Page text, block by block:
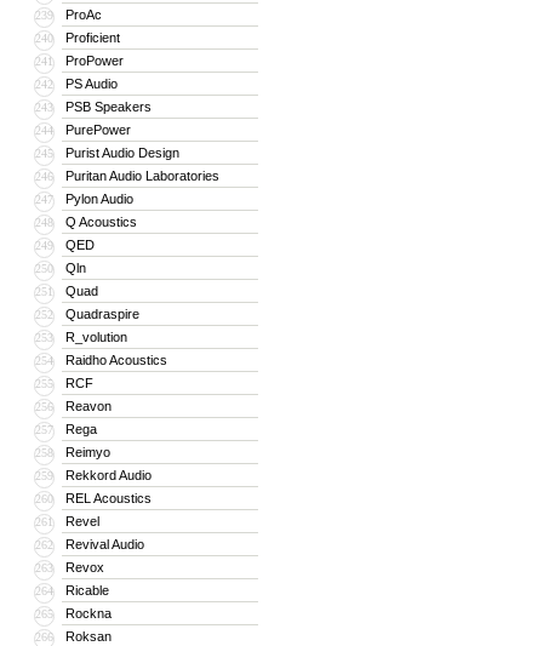
239 ProAc
240 Proficient
241 ProPower
242 PS Audio
243 PSB Speakers
244 PurePower
245 Purist Audio Design
246 Puritan Audio Laboratories
247 Pylon Audio
248 Q Acoustics
249 QED
250 Qln
251 Quad
252 Quadraspire
253 R_volution
254 Raidho Acoustics
255 RCF
256 Reavon
257 Rega
258 Reimyo
259 Rekkord Audio
260 REL Acoustics
261 Revel
262 Revival Audio
263 Revox
264 Ricable
265 Rockna
266 Roksan